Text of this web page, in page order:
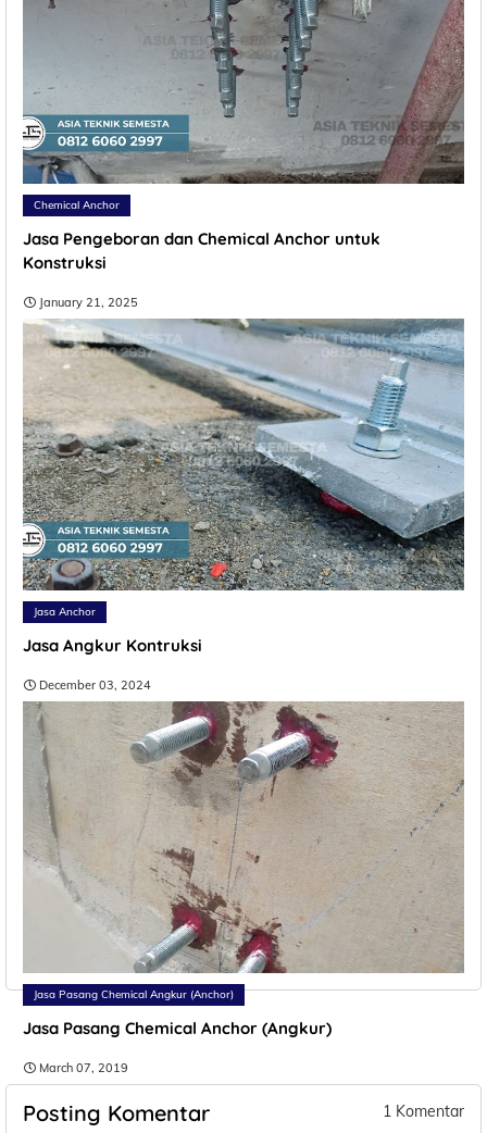
Chemical Anchor
Jasa Pengeboran dan Chemical Anchor untuk
Konstruksi
January 21, 2025
Jasa Anchor
Jasa Angkur Kontruksi
December 03, 2024
Jasa Pasang Chemical Angkur (Anchor)
Jasa Pasang Chemical Anchor (Angkur)
March 07, 2019
Posting Komentar 1 Komentar